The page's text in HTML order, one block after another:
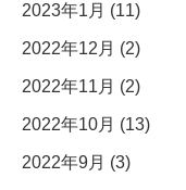
2023年1月 (11)
2022年12月 (2)
2022年11月 (2)
2022年10月 (13)
2022年9月 (3)